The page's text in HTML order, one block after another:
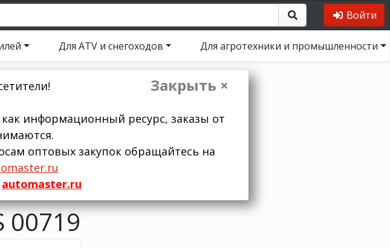
Войти
Для ATV и снегоходов Для агротехники и промышленности
Закрыть ×
информационный ресурс, заказы от
оптовых закупок обращайтесь на
automaster.ru
00719